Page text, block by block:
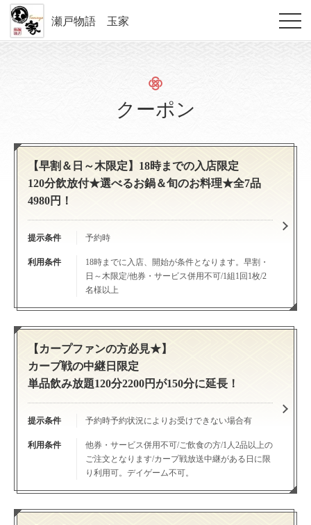
瀬戸物語 玉家
クーポン
【早割＆日～木限定】18時までの入店限定
120分飲放付★選べるお鍋＆旬のお料理★全7品
4980円！
提示条件 予約時
利用条件
18時までに入店、開始が条件となります。早割・
日～木限定/他券・サービス併用不可/1組1回1枚/2
名様以上
【カープファンの方必見★】
カープ戦の中継日限定
単品飲み放題120分2200円が150分に延長！
提示条件 予約時予約状況によりお受けできない場合有
利用条件
他券・サービス併用不可/ご飲食の方/1人2品以上の
ご注文となります/カープ戦放送中継がある日に限
り利用可。デイゲーム不可。